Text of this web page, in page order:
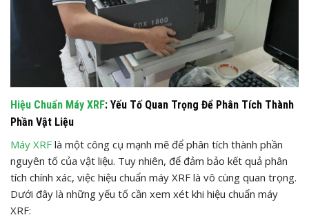
Hiệu Chuẩn Máy XRF: Yếu Tố Quan Trọng Để Phân Tích Thành
Phần Vật Liệu
Máy XRF là một công cụ mạnh mẽ để phân tích thành phần
nguyên tố của vật liệu. Tuy nhiên, để đảm bảo kết quả phân
tích chính xác, việc hiệu chuẩn máy XRF là vô cùng quan trọng.
Dưới đây là những yếu tố cần xem xét khi hiệu chuẩn máy
XRF: